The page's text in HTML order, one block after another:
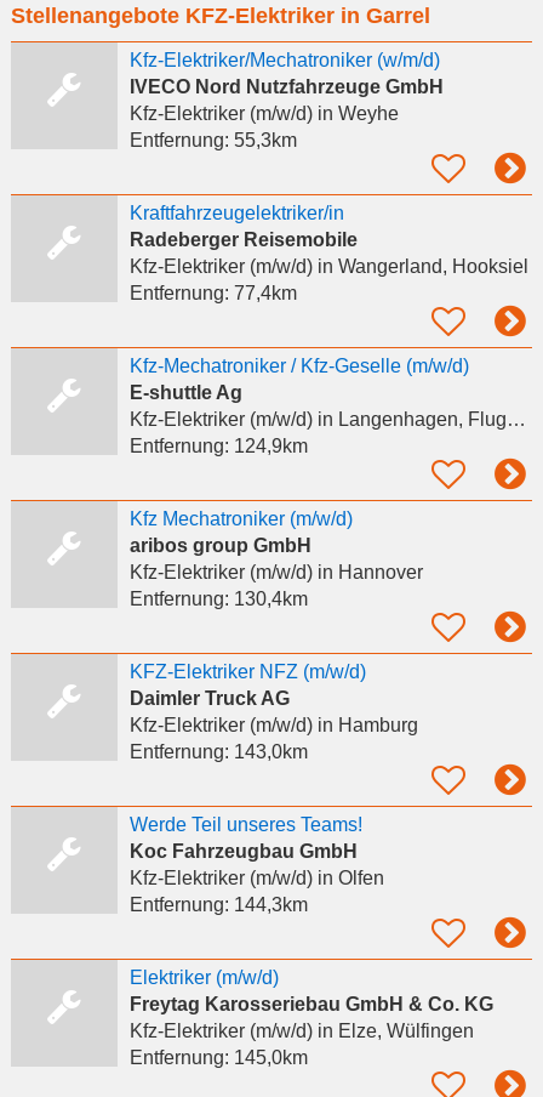
eingeben
Stellenangebote KFZ-Elektriker in Garrel
Kfz-Elektriker/Mechatroniker (w/m/d)
IVECO Nord Nutzfahrzeuge GmbH
Kfz-Elektriker (m/w/d)in Weyhe
Entfernung: 55,3km
Kraftfahrzeugelektriker/in
Radeberger Reisemobile
Kfz-Elektriker (m/w/d)in Wangerland, Hooksiel
Entfernung: 77,4km
Kfz-Mechatroniker / Kfz-Geselle (m/w/d)
E-shuttle Ag
Kfz-Elektriker (m/w/d)in Langenhagen, Flughafen Hannover
Entfernung: 124,9km
Kfz Mechatroniker (m/w/d)
aribos group GmbH
Kfz-Elektriker (m/w/d)in Hannover
Entfernung: 130,4km
KFZ-Elektriker NFZ (m/w/d)
Daimler Truck AG
Kfz-Elektriker (m/w/d)in Hamburg
Entfernung: 143,0km
Werde Teil unseres Teams!
Koc Fahrzeugbau GmbH
Kfz-Elektriker (m/w/d)in Olfen
Entfernung: 144,3km
Elektriker (m/w/d)
Freytag Karosseriebau GmbH & Co. KG
Kfz-Elektriker (m/w/d)in Elze, Wülfingen
Entfernung: 145,0km